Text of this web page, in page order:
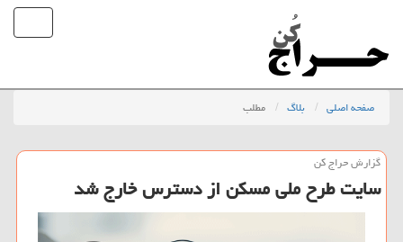
صفحه اصلی بلاگ مطلب
گزارش حراج كن
سایت طرح ملی مسكن از دسترس خارج شد